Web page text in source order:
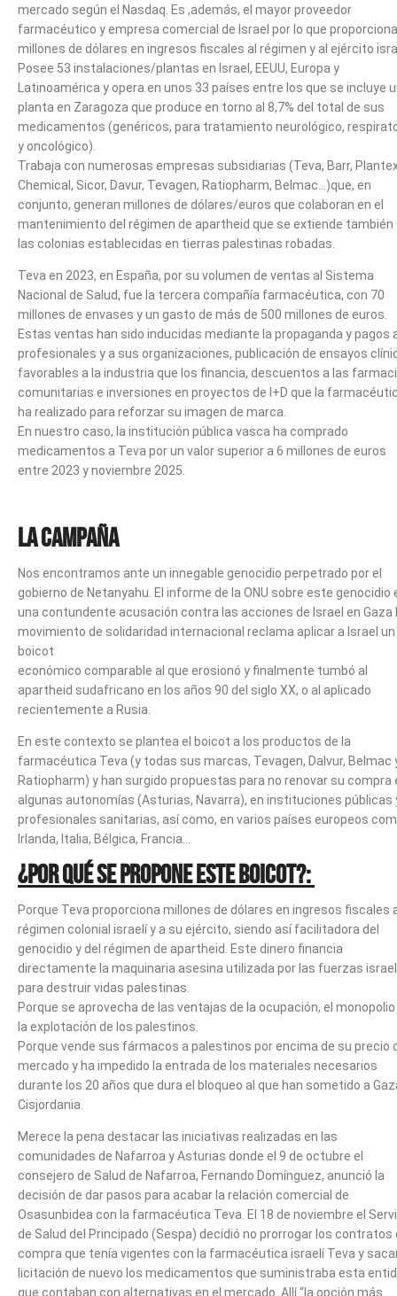
mercado según el Nasdaq. Es ,además, el mayor proveedor
farmacéutico y empresa comercial de Israel por lo que proporciona
millones de dólares en ingresos fiscales al régimen y al ejército
Posee 53 instalaciones/plantas en Israel, EEUU, Europa y
Latinoamérica y opera en unos 33 países entre los que se incluye
planta en Zaragoza que produce en torno al 8,7% del total de sus
medicamentos (genéricos, para tratamiento neurológico,
y oncológico).
Trabaja con numerosas empresas subsidiarias (Teva, Barr,
Chemical, Sicor, Davur, Tevagen, Ratiopharm, Belmac…)que, en
conjunto, generan millones de dólares/euros que colaboran en el
mantenimiento del régimen de apartheid que se extiende también
las colonias establecidas en tierras palestinas robadas.
Teva en 2023, en España, por su volumen de ventas al Sistema
Nacional de Salud, fue la tercera compañía farmacéutica, con 70
millones de envases y un gasto de más de 500 millones de euros.
Estas ventas han sido inducidas mediante la propaganda y pagos
profesionales y a sus organizaciones, publicación de ensayos
favorables a la industria que los financia, descuentos a las
comunitarias e inversiones en proyectos de I+D que la
ha realizado para reforzar su imagen de marca.
En nuestro caso, la institución pública vasca ha comprado
medicamentos a Teva por un valor superior a 6 millones de euros
entre 2023 y noviembre 2025.
LA CAMPAÑA
Nos encontramos ante un innegable genocidio perpetrado por el
gobierno de Netanyahu. El informe de la ONU sobre este genocidio
una contundente acusación contra las acciones de Israel en Gaza
movimiento de solidaridad internacional reclama aplicar a Israel un
boicot
económico comparable al que erosionó y finalmente tumbó al
apartheid sudafricano en los años 90 del siglo XX, o al aplicado
recientemente a Rusia.
En este contexto se plantea el boicot a los productos de la
farmacéutica Teva (y todas sus marcas, Tevagen, Dalvur, Belmac
Ratiopharm) y han surgido propuestas para no renovar su compra
algunas autonomías (Asturias, Navarra), en instituciones públicas
profesionales sanitarias, así como, en varios países europeos
Irlanda, Italia, Bélgica, Francia…
¿Por qué se propone este boicot?:
Porque Teva proporciona millones de dólares en ingresos fiscales
régimen colonial israelí y a su ejército, siendo así facilitadora del
genocidio y del régimen de apartheid. Este dinero financia
directamente la maquinaria asesina utilizada por las fuerzas
para destruir vidas palestinas.
Porque se aprovecha de las ventajas de la ocupación, el monopolio
la explotación de los palestinos.
Porque vende sus fármacos a palestinos por encima de su precio
mercado y ha impedido la entrada de los materiales necesarios
durante los 20 años que dura el bloqueo al que han sometido a
Cisjordania.
Merece la pena destacar las iniciativas realizadas en las
comunidades de Nafarroa y Asturias donde el 9 de octubre el
consejero de Salud de Nafarroa, Fernando Domínguez, anunció la
decisión de dar pasos para acabar la relación comercial de
Osasunbidea con la farmacéutica Teva. El 18 de noviembre el
de Salud del Principado (Sespa) decidió no prorrogar los contratos
compra que tenía vigentes con la farmacéutica israelí Teva y
licitación de nuevo los medicamentos que suministraba esta
que contaban con alternativas en el mercado. Allí “la opción más